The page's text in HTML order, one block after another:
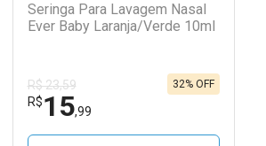
Ativar Desconto
Seringa Para Lavagem Nasal
Ever Baby Laranja/Verde 10ml
R$ 23,59
R$15,99
32% OFF